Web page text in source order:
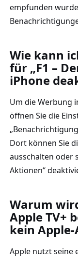
empfunden
Wie kann
für „F1 –
iPhone
Um die Werbung
öffnen Sie die
Dort können Sie
ausschalten oder
Aktionen“
Warum
Apple TV+
kein
Apple nutzt seine